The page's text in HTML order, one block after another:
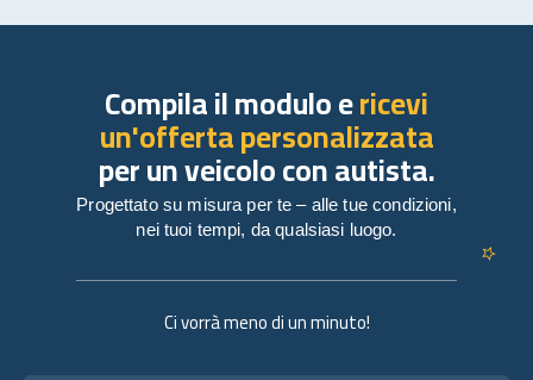
Ci vorrà meno di un minuto!
Compila il modulo ericevi
un'offerta personalizzata
per un veicolo con autista.
Progettato su misura per te – alle tue condizioni,
nei tuoi tempi, da qualsiasi luogo.